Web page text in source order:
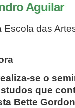
Aguilar
das
se o
que
Bette